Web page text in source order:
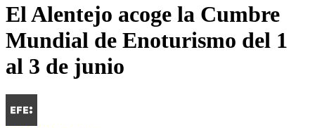
El Alentejo acoge la Cumbre
Mundial de Enoturismo del 1
al 3 de junio